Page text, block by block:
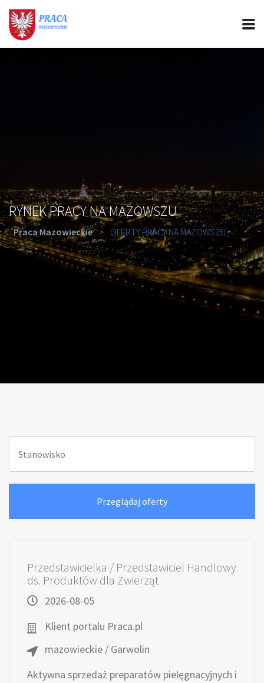
RYNEK PRACY NA MAZOWSZU
Praca Mazowieckie > OFERTY PRACY NA MAZOWSZU
Przedstawicielka / Przedstawiciel Handlowy
ds. Produktów dla Zwierząt
2026-08-05
Klient portalu Praca.pl
mazowieckie / Garwolin
Aktywna sprzedaż preparatów pielęgnacyjnych i